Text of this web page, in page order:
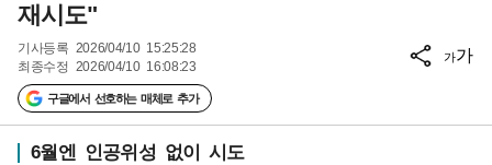
재시도"
기사등록 2026/04/10 15:25:28
최종수정 2026/04/10 16:08:23
구글에서 선호하는 매체로 추가
가가
6월엔 인공위성 없이 시도